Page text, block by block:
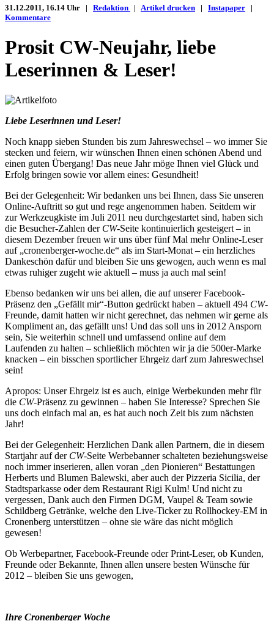
31.12.2011, 16.14 Uhr | Redaktion | Artikel drucken | Instapaper |
Kommentare
Prosit CW-Neujahr, liebe
Leserinnen & Leser!
Liebe Leserinnen und Leser!
Noch knapp sieben Stunden bis zum Jahreswechsel – wo immer Sie
stecken und feiern, wir wünschen Ihnen einen schönen Abend und
einen guten Übergang! Das neue Jahr möge Ihnen viel Glück und
Erfolg bringen sowie vor allem eines: Gesundheit!
Bei der Gelegenheit: Wir bedanken uns bei Ihnen, dass Sie unseren
Online-Auftritt so gut und rege angenommen haben. Seitdem wir
zur Werkzeugkiste im Juli 2011 neu durchgestartet sind, haben sich
die Besucher-Zahlen der CW-Seite kontinuierlich gesteigert – in
diesem Dezember freuen wir uns über fünf Mal mehr Online-Leser
auf „cronenberger-woche.de“ als im Start-Monat – ein herzliches
Dankeschön dafür und bleiben Sie uns gewogen, auch wenn es mal
etwas ruhiger zugeht wie aktuell – muss ja auch mal sein!
Ebenso bedanken wir uns bei allen, die auf unserer Facebook-
Präsenz den „Gefällt mir“-Button gedrückt haben – aktuell 494 CW-
Freunde, damit hatten wir nicht gerechnet, das nehmen wir gerne als
Kompliment an, das gefällt uns! Und das soll uns in 2012 Ansporn
sein, Sie weiterhin schnell und umfassend online auf dem
Laufenden zu halten – schließlich möchten wir ja die 500er-Marke
knacken – ein bisschen sportlicher Ehrgeiz darf zum Jahreswechsel
sein!
Apropos: Unser Ehrgeiz ist es auch, einige Werbekunden mehr für
die CW-Präsenz zu gewinnen – haben Sie Interesse? Sprechen Sie
uns doch einfach mal an, es hat auch noch Zeit bis zum nächsten
Jahr!
Bei der Gelegenheit: Herzlichen Dank allen Partnern, die in diesem
Startjahr auf der CW-Seite Werbebanner schalteten beziehungsweise
noch immer inserieren, allen voran „den Pionieren“ Bestattungen
Herberts und Blumen Balewski, aber auch der Pizzeria Sicilia, der
Stadtsparkasse oder dem Restaurant Rigi Kulm! Und nicht zu
vergessen, Dank auch den Firmen DGM, Vaupel & Team sowie
Schildberg Getränke, welche den Live-Ticker zu Rollhockey-EM in
Cronenberg unterstützen – ohne sie wäre das nicht möglich
gewesen!
Ob Werbepartner, Facebook-Freunde oder Print-Leser, ob Kunden,
Freunde oder Bekannte, Ihnen allen unsere besten Wünsche für
2012 – bleiben Sie uns gewogen,
Ihre Cronenberger Woche